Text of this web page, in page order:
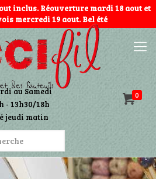
inclus. Réouverture mardi 18 aout et
mercredi 19 aout. Bel été
0
au Samedi
- 13h30/18h
jeudi matin